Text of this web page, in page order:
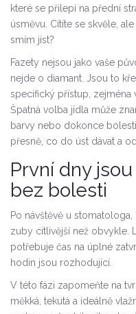
které se přilepí na přední
úsměvu. Cítíte se skvěle,
smím jíst?
Fazety nejsou jako vaše
nejde o diamant. Jsou to
specifický přístup, zejména
Špatná volba jídla může
barvy nebo dokonce
přesně, co do úst dávat a
První dny
bez bolesti
Po návštěvě u
zuby citlivější než obvykle.
potřebuje čas na úplné
hodin jsou rozhodující.
V této fázi zapomeňte na
měkká, tekutá a ideálně